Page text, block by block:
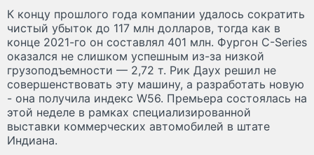
К концу прошлого года компании удалось сократить
чистый убыток до 117 млн долларов, тогда как в
конце 2021-го он составлял 401 млн. Фургон C-Series
оказался не слишком успешным из-за низкой
грузоподъемности — 2,72 т. Рик Даух решил не
совершенствовать эту машину, а разработать новую
- она получила индекс W56. Премьера состоялась на
этой неделе в рамках специализированной
выставки коммерческих автомобилей в штате
Индиана.